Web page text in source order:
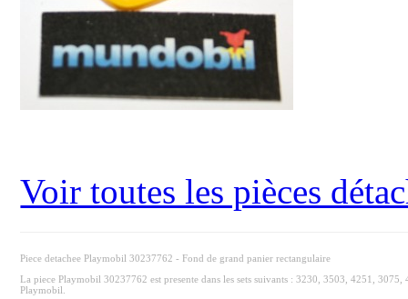
Voir toutes les pièces
Piece detachee Playmobil 30237762 - Fond de grand panier rectangulaire
La piece Playmobil 30237762 est presente dans les sets suivants : 3230, 3503, 4251,
Playmobil.